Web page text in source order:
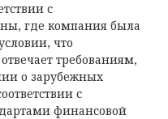
с
где компания была
что
требованиям,
о зарубежных
с
финансовой